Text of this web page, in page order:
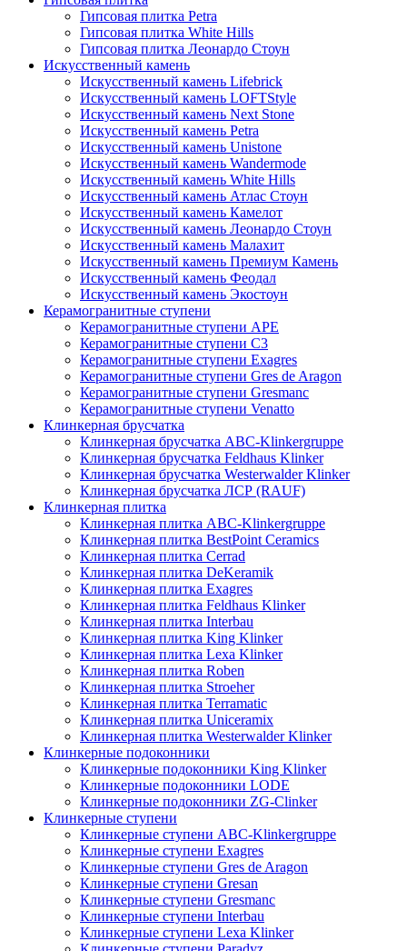
Гипсовая плитка Petra
Гипсовая плитка White Hills
Гипсовая плитка Леонардо Стоун
Искусственный камень
Искусственный камень Lifebrick
Искусственный камень LOFTStyle
Искусственный камень Next Stone
Искусственный камень Petra
Искусственный камень Unistone
Искусственный камень Wandermode
Искусственный камень White Hills
Искусственный камень Атлас Стоун
Искусственный камень Камелот
Искусственный камень Леонардо Стоун
Искусственный камень Малахит
Искусственный камень Премиум Камень
Искусственный камень Феодал
Искусственный камень Экостоун
Керамогранитные ступени
Керамогранитные ступени APE
Керамогранитные ступени C3
Керамогранитные ступени Exagres
Керамогранитные ступени Gres de Aragon
Керамогранитные ступени Gresmanc
Керамогранитные ступени Venatto
Клинкерная брусчатка
Клинкерная брусчатка ABC-Klinkergruppe
Клинкерная брусчатка Feldhaus Klinker
Клинкерная брусчатка Westerwalder Klinker
Клинкерная брусчатка ЛСР (RAUF)
Клинкерная плитка
Клинкерная плитка ABC-Klinkergruppe
Клинкерная плитка BestPoint Ceramics
Клинкерная плитка Cerrad
Клинкерная плитка DeKeramik
Клинкерная плитка Exagres
Клинкерная плитка Feldhaus Klinker
Клинкерная плитка Interbau
Клинкерная плитка King Klinker
Клинкерная плитка Lexa Klinker
Клинкерная плитка Roben
Клинкерная плитка Stroeher
Клинкерная плитка Terramatic
Клинкерная плитка Uniceramix
Клинкерная плитка Westerwalder Klinker
Клинкерные подоконники
Клинкерные подоконники King Klinker
Клинкерные подоконники LODE
Клинкерные подоконники ZG-Clinker
Клинкерные ступени
Клинкерные ступени ABC-Klinkergruppe
Клинкерные ступени Exagres
Клинкерные ступени Gres de Aragon
Клинкерные ступени Gresan
Клинкерные ступени Gresmanc
Клинкерные ступени Interbau
Клинкерные ступени Lexa Klinker